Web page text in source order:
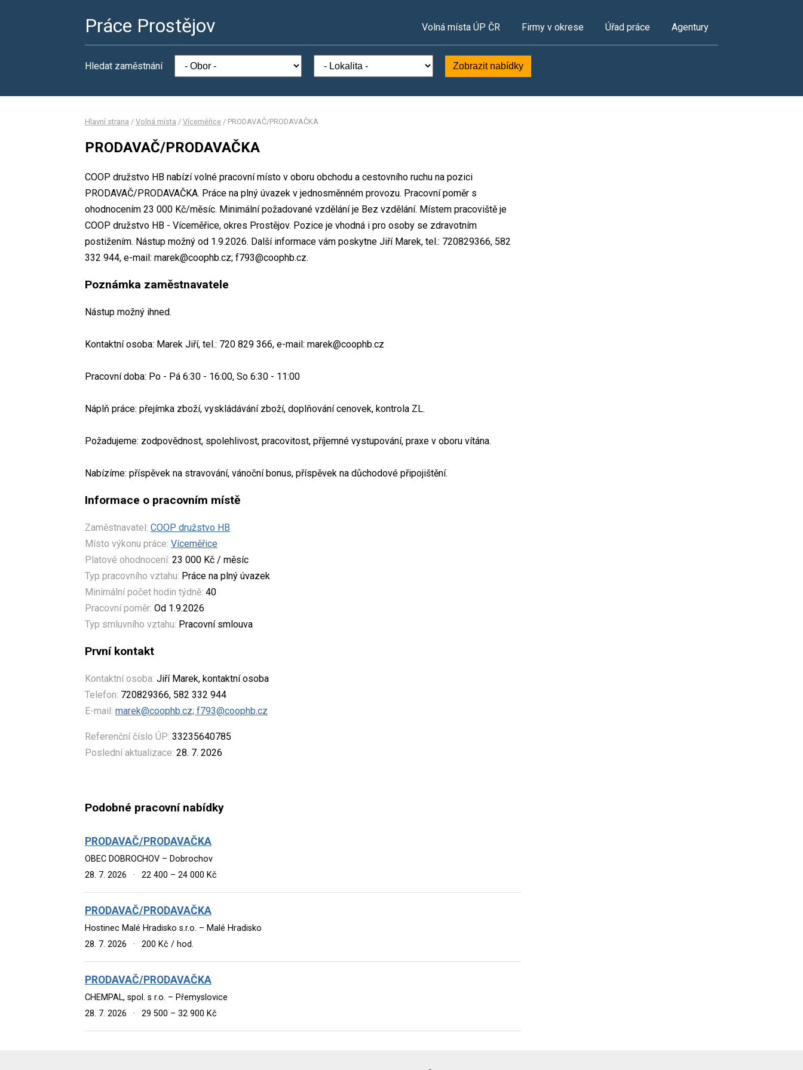
Práce Prostějov Volná místa ÚP ČR Firmy v okrese Úřad práce Agentury
Hledat zaměstnání Zobrazit nabídky
Hlavní strana / Volná místa / Víceměřice / PRODAVAČ/PRODAVAČKA
PRODAVAČ/PRODAVAČKA
COOP družstvo HB nabízí volné pracovní místo v oboru obchodu a cestovního ruchu na pozici
PRODAVAČ/PRODAVAČKA. Práce na plný úvazek v jednosměnném provozu. Pracovní poměr s
ohodnocením 23 000 Kč/měsíc. Minimální požadované vzdělání je Bez vzdělání. Místem pracoviště je
COOP družstvo HB - Víceměřice, okres Prostějov. Pozice je vhodná i pro osoby se zdravotním
postižením. Nástup možný od 1.9.2026. Další informace vám poskytne Jiří Marek, tel.: 720829366, 582
332 944, e-mail: marek@coophb.cz; f793@coophb.cz.
Poznámka zaměstnavatele
Nástup možný ihned.
Kontaktní osoba: Marek Jiří, tel.: 720 829 366, e-mail: marek@coophb.cz
Pracovní doba: Po - Pá 6:30 - 16:00, So 6:30 - 11:00
Náplň práce: přejímka zboží, vyskládávání zboží, doplňování cenovek, kontrola ZL.
Požadujeme: zodpovědnost, spolehlivost, pracovitost, příjemné vystupování, praxe v oboru vítána.
Nabízíme: příspěvek na stravování, vánoční bonus, příspěvek na důchodové připojištění.
Informace o pracovním místě
Zaměstnavatel: COOP družstvo HB
Místo výkonu práce: Víceměřice
Platové ohodnocení: 23 000 Kč / měsíc
Typ pracovního vztahu: Práce na plný úvazek
Minimální počet hodin týdně: 40
Pracovní poměr: Od 1.9.2026
Typ smluvního vztahu: Pracovní smlouva
První kontakt
Kontaktní osoba: Jiří Marek, kontaktní osoba
Telefon: 720829366, 582 332 944
E-mail: marek@coophb.cz; f793@coophb.cz
Referenční číslo ÚP: 33235640785
Poslední aktualizace: 28. 7. 2026
Podobné pracovní nabídky
PRODAVAČ/PRODAVAČKA
OBEC DOBROCHOV – Dobrochov
28. 7. 2026
· 22 400 – 24 000 Kč
PRODAVAČ/PRODAVAČKA
Hostinec Malé Hradisko s.r.o. – Malé Hradisko
28. 7. 2026
· 200 Kč / hod.
PRODAVAČ/PRODAVAČKA
CHEMPAL, spol. s r.o. – Přemyslovice
28. 7. 2026
· 29 500 – 32 900 Kč